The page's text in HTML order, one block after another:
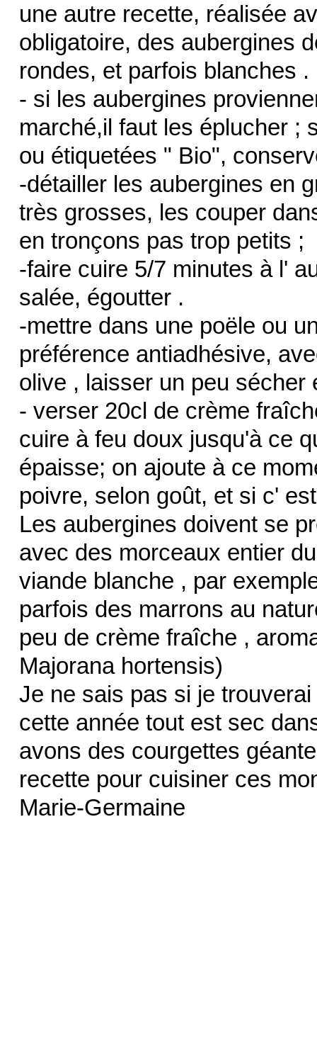
une autre recette, réalisée
obligatoire, des aubergines
rondes, et parfois blanches .
- si les aubergines
marché,il faut les éplucher ;
ou étiquetées " Bio",
-détailler les aubergines en
très grosses, les couper
en tronçons pas trop petits ;
-faire cuire 5/7 minutes à l'
salée, égoutter .
-mettre dans une poële ou
préférence antiadhésive,
olive , laisser un peu sécher
- verser 20cl de crème
cuire à feu doux jusqu'à ce
épaisse; on ajoute à ce
poivre, selon goût, et si c'
Les aubergines doivent se
avec des morceaux entier
viande blanche , par
parfois des marrons au
peu de crème fraîche ,
Majorana hortensis)
Je ne sais pas si je
cette année tout est sec
avons des courgettes
recette pour cuisiner ces
Marie-Germaine